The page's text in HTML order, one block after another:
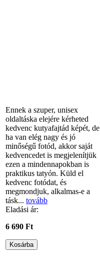
Ennek a szuper, unisex
oldaltáska elejére kérheted
kedvenc kutyafajtád képét, de
ha van elég nagy és jó
minőségű fotód, akkor saját
kedvencedet is megjelenítjük
ezen a mindennapokban is
praktikus tatyón. Küld el
kedvenc fotódat, és
megmondjuk, alkalmas-e a
tásk... tovább
Eladási ár:
6 690 Ft